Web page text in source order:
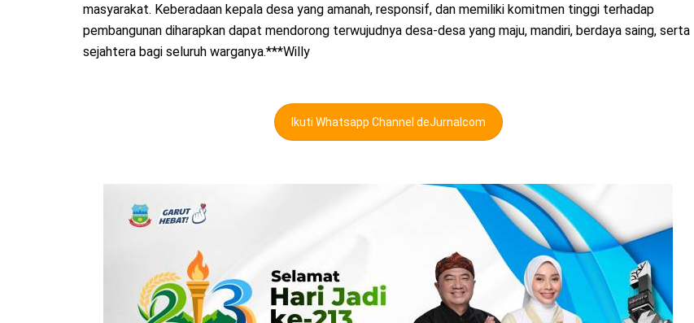
masyarakat. Keberadaan kepala desa yang amanah, responsif, dan memiliki komitmen tinggi terhadap
pembangunan diharapkan dapat mendorong terwujudnya desa-desa yang maju, mandiri, berdaya saing, serta
sejahtera bagi seluruh warganya.***Willy
Ikuti Whatsapp Channel deJurnalcom